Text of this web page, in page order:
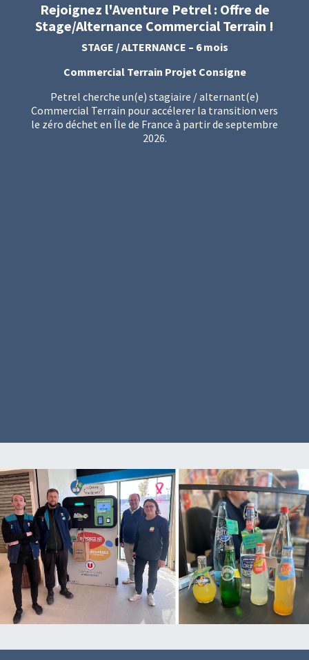
Rejoignez l'Aventure Petrel : Offre de
Stage/Alternance Commercial Terrain !
STAGE / ALTERNANCE – 6 mois
Commercial Terrain Projet Consigne
Petrel cherche un(e) stagiaire / alternant(e)
Commercial Terrain pour accélerer la transition vers
le zéro déchet en Île de France à partir de septembre
2026.